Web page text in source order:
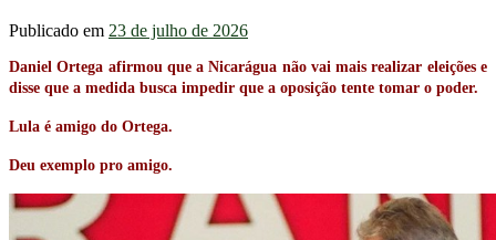
Publicado em 23 de julho de 2026
Daniel Ortega afirmou que a Nicarágua não vai mais realizar eleições e
disse que a medida busca impedir que a oposição tente tomar o poder.
Lula é amigo do Ortega.
Deu exemplo pro amigo.